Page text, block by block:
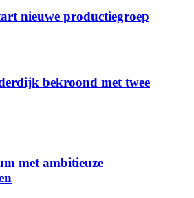
nieuwe productiegroep
bekroond met twee
met ambitieuze